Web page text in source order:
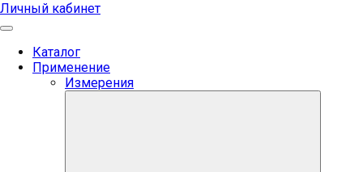
Личный кабинет
Каталог
Применение
Измерения